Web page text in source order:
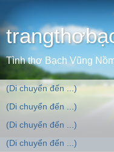
Tình thơ Bạch Vũng